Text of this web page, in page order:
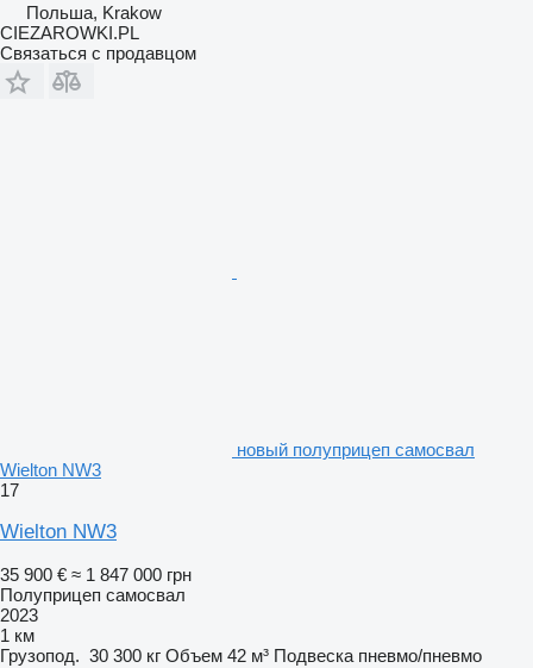
Польша, Krakow
CIEZAROWKI.PL
Связаться с продавцом
новый полуприцеп самосвал
Wielton NW3
17
Wielton NW3
35 900 € ≈ 1 847 000 грн
Полуприцеп самосвал
2023
1 км
Грузопод. 30 300 кг Объем 42 м³ Подвеска пневмо/пневмо